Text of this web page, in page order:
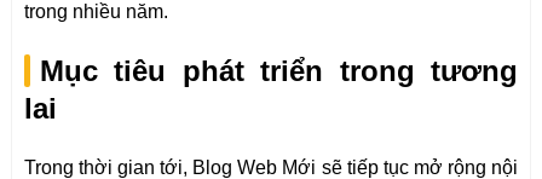
trong nhiều năm.
Mục tiêu phát triển trong tương
lai
Trong thời gian tới, Blog Web Mới sẽ tiếp tục mở rộng nội